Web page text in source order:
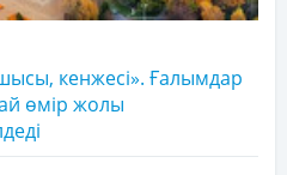
кенжесі». Ғалымдар
өмір жолы